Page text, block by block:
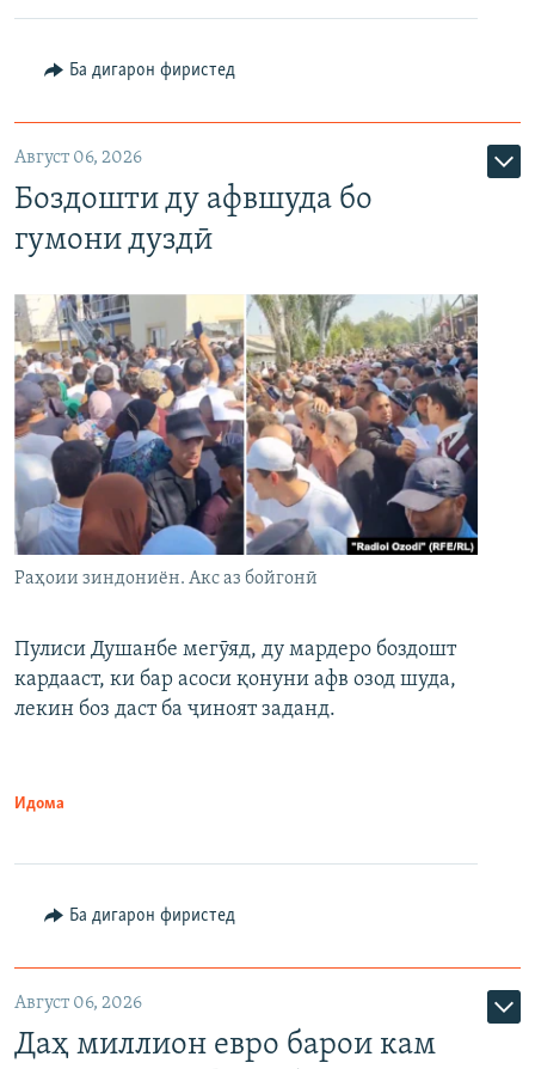
Ба дигарон фиристед
Август 06, 2026
Боздошти ду афвшуда бо
гумони дуздӣ
Раҳоии зиндониён. Акс аз бойгонӣ
Пулиси Душанбе мегӯяд, ду мардеро боздошт
кардааст, ки бар асоси қонуни афв озод шуда,
лекин боз даст ба ҷиноят заданд.
Идома
Ба дигарон фиристед
Август 06, 2026
Даҳ миллион евро барои кам